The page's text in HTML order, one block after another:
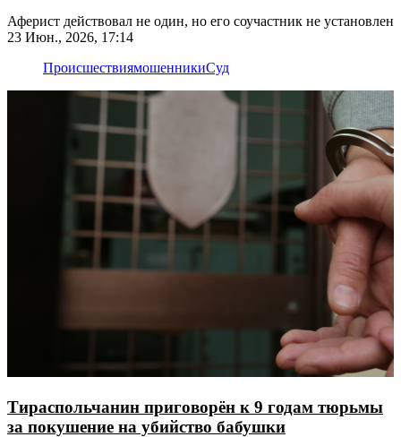
Аферист действовал не один, но его соучастник не установлен
23 Июн., 2026, 17:14
ПроисшествиямошенникиСуд
Тираспольчанин приговорён к 9 годам тюрьмы
за покушение на убийство бабушки